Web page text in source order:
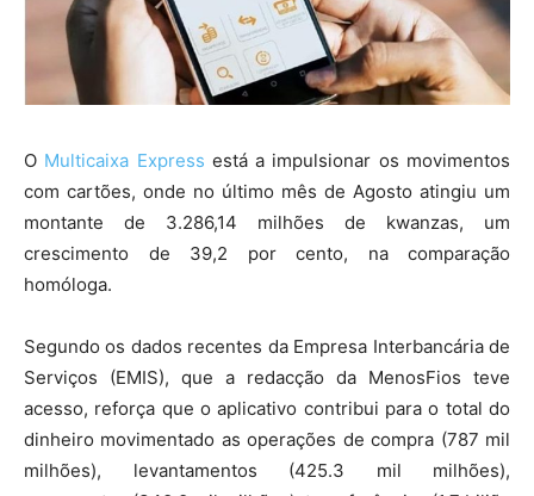
O Multicaixa Express está a impulsionar os movimentos
com cartões, onde no último mês de Agosto atingiu um
montante de 3.286,14 milhões de kwanzas, um
crescimento de 39,2 por cento, na comparação
homóloga.
Segundo os dados recentes da Empresa Interbancária de
Serviços (EMIS), que a redacção da MenosFios teve
acesso, reforça que o aplicativo contribui para o total do
dinheiro movimentado as operações de compra (787 mil
milhões), levantamentos (425.3 mil milhões),